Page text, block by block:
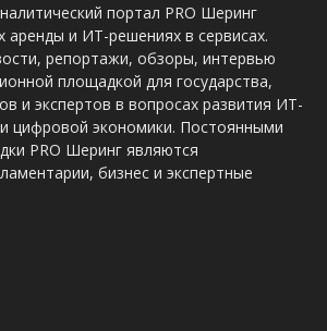
портал PRO Шеринг
аренды и ИТ-решениях в сервисах.
репортажи, обзоры, интервью
площадкой для государства,
и экспертов в вопросах развития ИТ-
цифровой экономики. Постоянными
PRO Шеринг являются
бизнес и экспертные